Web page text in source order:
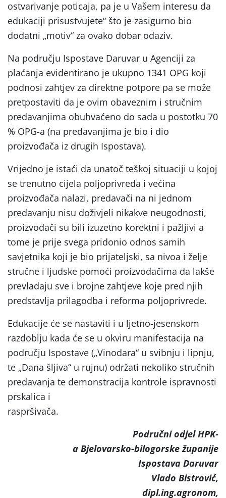
ostvarivanje poticaja, pa je u Vašem interesu da
edukaciji prisustvujete“ što je zasigurno bio
dodatni „motiv“ za ovako dobar odaziv.
Na području Ispostave Daruvar u Agenciji za
plaćanja evidentirano je ukupno 1341 OPG koji
podnosi zahtjev za direktne potpore pa se može
pretpostaviti da je ovim obaveznim i stručnim
predavanjima obuhvaćeno do sada u postotku 70
% OPG-a (na predavanjima je bio i dio
proizvođača iz drugih Ispostava).
Vrijedno je istaći da unatoč teškoj situaciji u kojoj
se trenutno cijela poljoprivreda i većina
proizvođača nalazi, predavači na ni jednom
predavanju nisu doživjeli nikakve neugodnosti,
proizvođači su bili izuzetno korektni i pažljivi a
tome je prije svega pridonio odnos samih
savjetnika koji je bio prijateljski, sa nivoa i želje
stručne i ljudske pomoći proizvođačima da lakše
prevladaju sve i brojne zahtjeve koje pred njih
predstavlja prilagodba i reforma poljoprivrede.
Edukacije će se nastaviti i u ljetno-jesenskom
razdoblju kada će se u okviru manifestacija na
području Ispostave („Vinodara“ u svibnju i lipnju,
te „Dana šljiva“ u rujnu) održati nekoliko stručnih
predavanja te demonstracija kontrole ispravnosti
prskalica i
raspršivača.
Područni odjel HPK-
a Bjelovarsko-bilogorske županije
Ispostava Daruvar
Vlado Bistrović,
dipl.ing.agronom,